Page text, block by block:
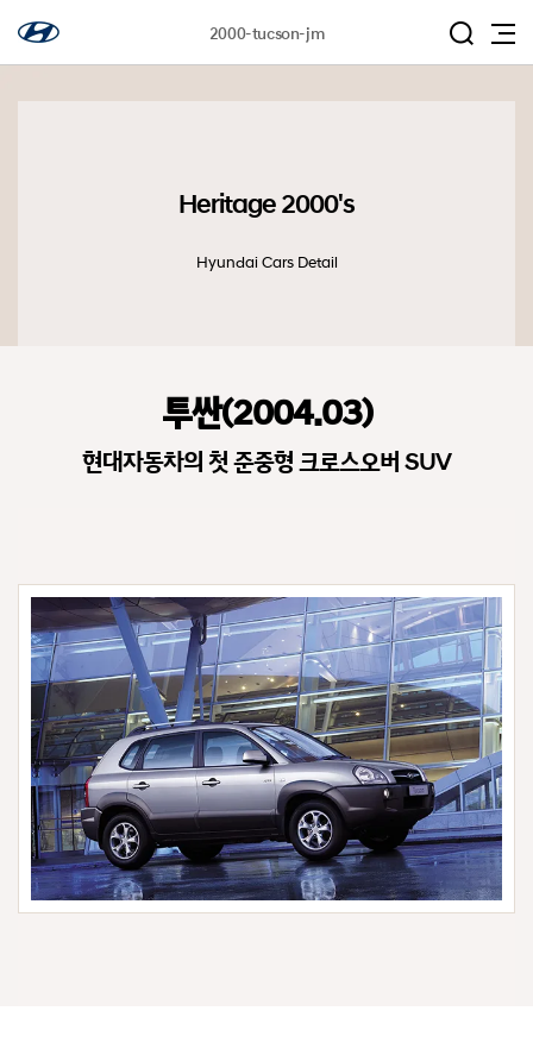
2000-tucson-jm
Heritage 2000's
Hyundai Cars Detail
투싼(2004.03)
현대자동차의 첫 준중형 크로스오버 SUV